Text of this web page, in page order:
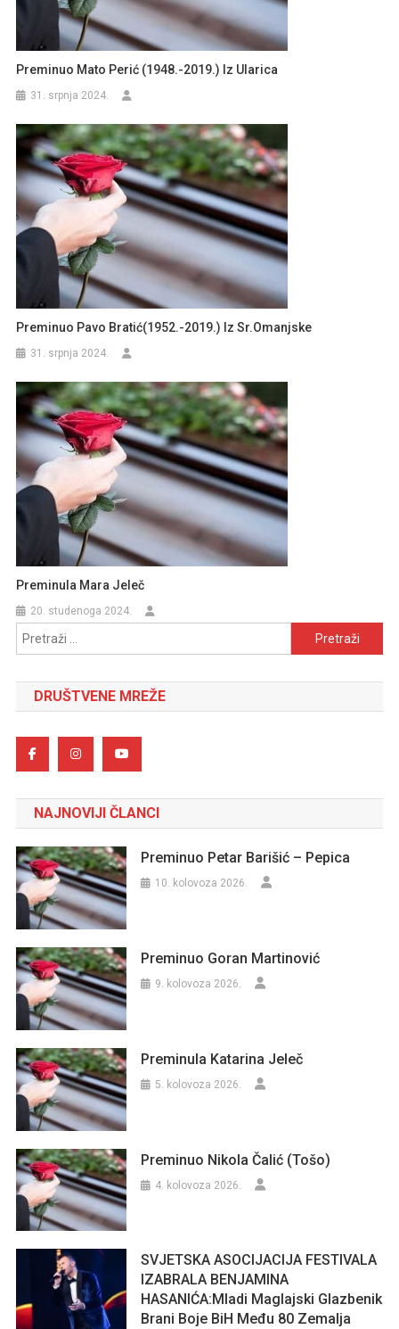
Preminuo Mato Perić (1948.-2019.) Iz Ularica
31. srpnja 2024.
Preminuo Pavo Bratić(1952.-2019.) Iz Sr.Omanjske
31. srpnja 2024.
Preminula Mara Jeleč
20. studenoga 2024.
Pretraži:
DRUŠTVENE MREŽE
NAJNOVIJI ČLANCI
Preminuo Petar Barišić – Pepica
10. kolovoza 2026.
Preminuo Goran Martinović
9. kolovoza 2026.
Preminula Katarina Jeleč
5. kolovoza 2026.
Preminuo Nikola Čalić (Tošo)
4. kolovoza 2026.
SVJETSKA ASOCIJACIJA FESTIVALA
IZABRALA BENJAMINA
HASANIĆA:Mladi Maglajski Glazbenik
Brani Boje BiH Među 80 Zemalja